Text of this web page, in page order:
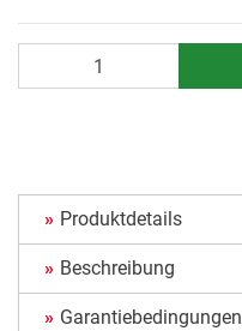
Produktdetails
Beschreibung
Garantiebedingungen